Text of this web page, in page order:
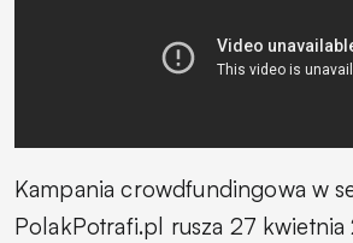
Kampania crowdfundingowa w
PolakPotrafi.pl rusza 27